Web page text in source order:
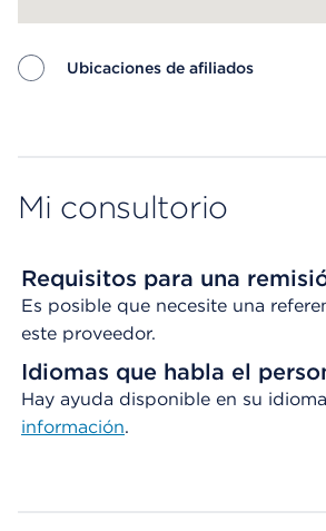
Ubicaciones de afiliados
Mi consultorio
Requisitos para una
Es posible que necesite una
este proveedor.
Idiomas que habla el
Hay ayuda disponible en su
información.